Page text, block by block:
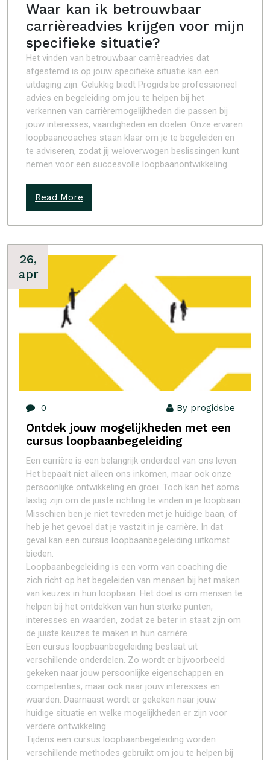
Waar kan ik betrouwbaar
carrièreadvies krijgen voor mijn
specifieke situatie?
Het vinden van betrouwbaar carrièreadvies dat
afgestemd is op jouw specifieke situatie kan een
uitdaging zijn. Gelukkig biedt Progids.be professioneel
advies en begeleiding om jou te helpen bij het
verkennen van carrièremogelijkheden die passen bij
jouw interesses, vaardigheden en doelen. Onze ervaren
loopbaancoaches staan klaar om je te begeleiden en
te adviseren, zodat jij weloverwogen beslissingen kunt
nemen voor een succesvolle loopbaanontwikkeling.
Read More
26,
apr
0 By progidsbe
Ontdek jouw mogelijkheden met een
cursus loopbaanbegeleiding
Een carrière is een belangrijk onderdeel van ons leven.
Het bepaalt niet alleen ons inkomen, maar ook onze
persoonlijke ontwikkeling en groei. Toch kan het soms
lastig zijn om de juiste richting te vinden in je loopbaan.
Misschien ben je niet tevreden met je huidige baan, of
heb je het gevoel dat je vastzit in je carrière. In dat
geval kan een cursus loopbaanbegeleiding uitkomst
bieden.
Loopbaanbegeleiding is een vorm van coaching die
zich richt op het begeleiden van mensen bij het maken
van keuzes in hun loopbaan. Het doel is om mensen te
helpen bij het ontdekken van hun sterke punten,
interesses en waarden, zodat ze beter in staat zijn om
de juiste keuzes te maken in hun carrière.
Een cursus loopbaanbegeleiding bestaat uit
verschillende onderdelen. Zo wordt er bijvoorbeeld
gekeken naar jouw persoonlijke eigenschappen en
competenties, maar ook naar jouw interesses en
waarden. Daarnaast wordt er gekeken naar jouw
huidige situatie en welke mogelijkheden er zijn voor
verdere ontwikkeling.
Tijdens een cursus loopbaanbegeleiding worden
verschillende methodes gebruikt om jou te helpen bij